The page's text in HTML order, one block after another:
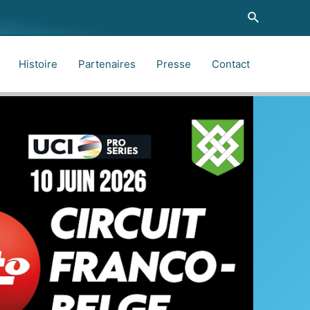
Histoire Partenaires Presse Contact